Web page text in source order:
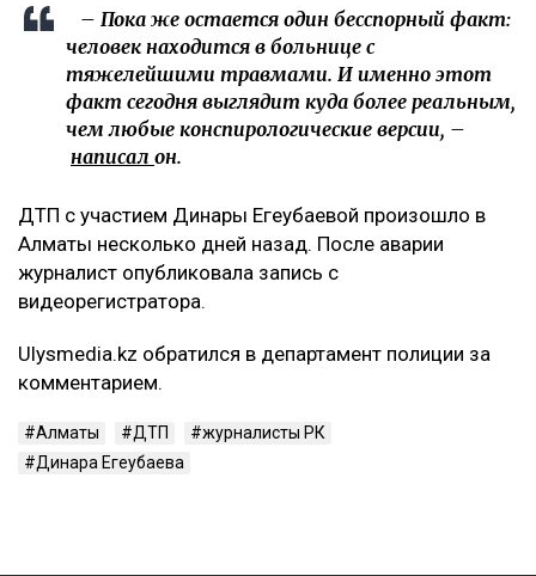
– Пока же остается один бесспорный факт:
человек находится в больнице с
тяжелейшими травмами. И именно этот
факт сегодня выглядит куда более реальным,
чем любые конспирологические версии, –
написал он.
ДТП с участием Динары Егеубаевой произошло в
Алматы несколько дней назад. После аварии
журналист опубликовала запись с
видеорегистратора.
Ulysmedia.kz обратился в департамент полиции за
комментарием.
Алматы ДТП
журналисты РК
Динара Егеубаева